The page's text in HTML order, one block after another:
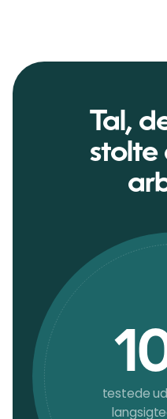
Tal,
stolte
testede